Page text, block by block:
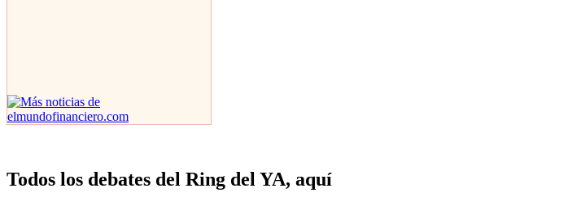
Todos los debates del Ring del YA, aquí